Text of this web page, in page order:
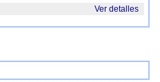
Ver detalles